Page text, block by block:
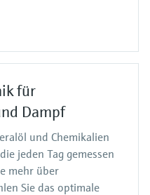
für
Dampf
und Chemikalien
jeden Tag gemessen
mehr über
Sie das optimale